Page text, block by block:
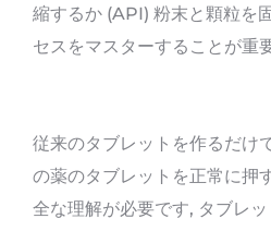
縮するか (API) 粉末と顆粒を
セスをマスターすることが重
従来のタブレットを作るだけ
の薬のタブレットを正常に押
全な理解が必要です, タブレ